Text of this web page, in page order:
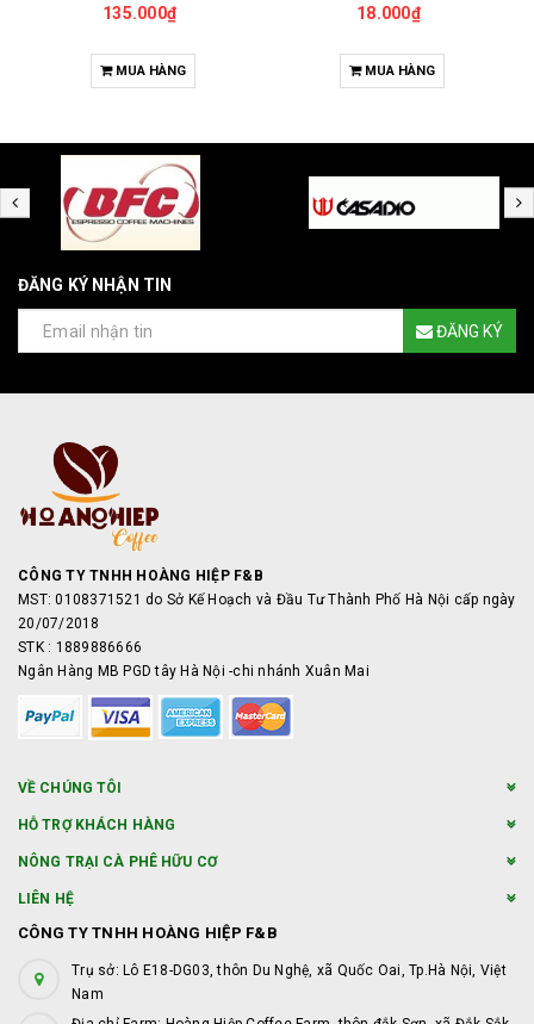
135.000₫
MUA HÀNG
18.000₫
MUA HÀNG
ĐĂNG KÝ NHẬN TIN
ĐĂNG KÝ
CÔNG TY TNHH HOÀNG HIỆP F&B
MST: 0108371521 do Sở Kế Hoạch và Đầu Tư Thành Phố Hà Nội cấp ngày
20/07/2018
STK : 1889886666
Ngân Hàng MB PGD tây Hà Nội -chi nhánh Xuân Mai
VỀ CHÚNG TÔI
HỖ TRỢ KHÁCH HÀNG
NÔNG TRẠI CÀ PHÊ HỮU CƠ
LIÊN HỆ
CÔNG TY TNHH HOÀNG HIỆP F&B
Trụ sở: Lô E18-DG03, thôn Du Nghệ, xã Quốc Oai, Tp.Hà Nội, Việt
Nam